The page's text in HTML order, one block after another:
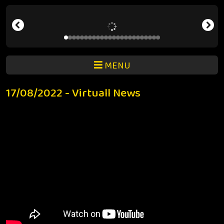
MENU
17/08/2022 - Virtuall News